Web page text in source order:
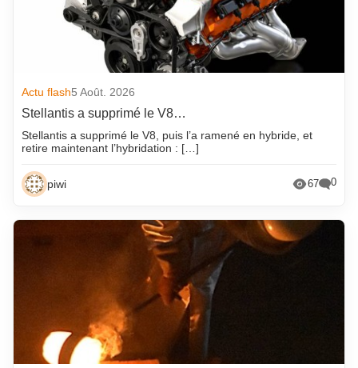
Actu flash5 Août. 2026
Stellantis a supprimé le V8…
Stellantis a supprimé le V8, puis l’a ramené en hybride, et
retire maintenant l’hybridation : […]
piwi 67 0